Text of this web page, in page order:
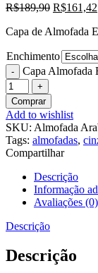
R$189,90 R$161,42
Capa de Almofada
Enchimento
Capa Almofada
Comprar
Add to wishlist
SKU: Almofada
Tags: almofadas,
Compartilhar
Descrição
Informação
Avaliações (0)
Descrição
Descrição